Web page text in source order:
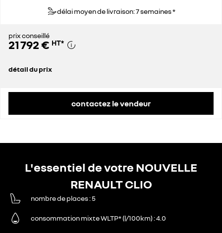
délai moyen de livraison: 7 semaines *
prix conseillé
21 792 € HT*
détail du prix
contactez le vendeur
L'essentiel de votre NOUVELLE
RENAULT CLIO
nombre de places 5
consommation mixte WLTP* (l/100km) 4.0